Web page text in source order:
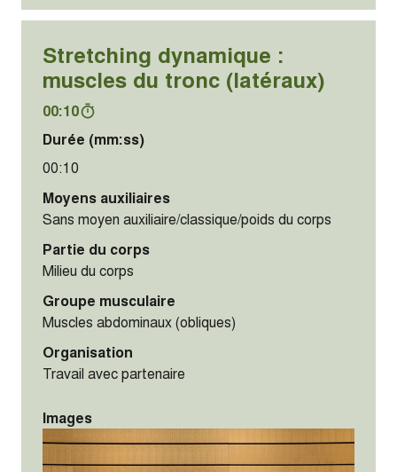
Stretching dynamique :
muscles du tronc (latéraux)
00:10
Durée (mm:ss)
00:10
Moyens auxiliaires
Sans moyen auxiliaire/classique/poids du corps
Partie du corps
Milieu du corps
Groupe musculaire
Muscles abdominaux (obliques)
Organisation
Travail avec partenaire
Images